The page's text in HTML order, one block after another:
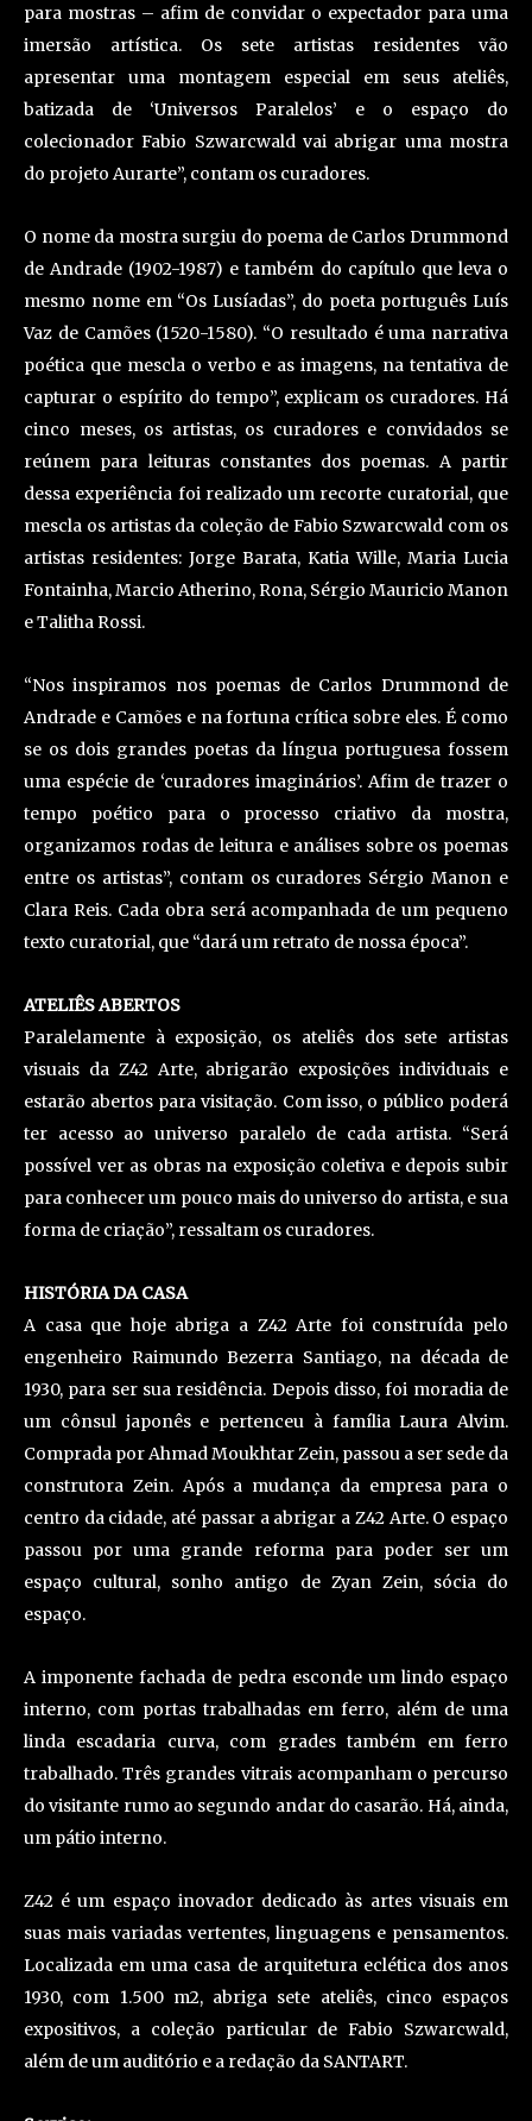
para mostras – afim de convidar o expectador para uma
imersão artística. Os sete artistas residentes vão
apresentar uma montagem especial em seus ateliês,
batizada de ‘Universos Paralelos’ e o espaço do
colecionador Fabio Szwarcwald vai abrigar uma mostra
do projeto Aurarte”, contam os curadores.
O nome da mostra surgiu do poema de Carlos Drummond
de Andrade (1902-1987) e também do capítulo que leva o
mesmo nome em “Os Lusíadas”, do poeta português Luís
Vaz de Camões (1520-1580). “O resultado é uma narrativa
poética que mescla o verbo e as imagens, na tentativa de
capturar o espírito do tempo”, explicam os curadores. Há
cinco meses, os artistas, os curadores e convidados se
reúnem para leituras constantes dos poemas. A partir
dessa experiência foi realizado um recorte curatorial, que
mescla os artistas da coleção de Fabio Szwarcwald com os
artistas residentes: Jorge Barata, Katia Wille, Maria Lucia
Fontainha, Marcio Atherino, Rona, Sérgio Mauricio Manon
e Talitha Rossi.
“Nos inspiramos nos poemas de Carlos Drummond de
Andrade e Camões e na fortuna crítica sobre eles. É como
se os dois grandes poetas da língua portuguesa fossem
uma espécie de ‘curadores imaginários’. Afim de trazer o
tempo poético para o processo criativo da mostra,
organizamos rodas de leitura e análises sobre os poemas
entre os artistas”, contam os curadores Sérgio Manon e
Clara Reis. Cada obra será acompanhada de um pequeno
texto curatorial, que “dará um retrato de nossa época”.
ATELIÊS ABERTOS
Paralelamente à exposição, os ateliês dos sete artistas
visuais da Z42 Arte, abrigarão exposições individuais e
estarão abertos para visitação. Com isso, o público poderá
ter acesso ao universo paralelo de cada artista. “Será
possível ver as obras na exposição coletiva e depois subir
para conhecer um pouco mais do universo do artista, e sua
forma de criação”, ressaltam os curadores.
HISTÓRIA DA CASA
A casa que hoje abriga a Z42 Arte foi construída pelo
engenheiro Raimundo Bezerra Santiago, na década de
1930, para ser sua residência. Depois disso, foi moradia de
um cônsul japonês e pertenceu à família Laura Alvim.
Comprada por Ahmad Moukhtar Zein, passou a ser sede da
construtora Zein. Após a mudança da empresa para o
centro da cidade, até passar a abrigar a Z42 Arte. O espaço
passou por uma grande reforma para poder ser um
espaço cultural, sonho antigo de Zyan Zein, sócia do
espaço.
A imponente fachada de pedra esconde um lindo espaço
interno, com portas trabalhadas em ferro, além de uma
linda escadaria curva, com grades também em ferro
trabalhado. Três grandes vitrais acompanham o percurso
do visitante rumo ao segundo andar do casarão. Há, ainda,
um pátio interno.
Z42 é um espaço inovador dedicado às artes visuais em
suas mais variadas vertentes, linguagens e pensamentos.
Localizada em uma casa de arquitetura eclética dos anos
1930, com 1.500 m2, abriga sete ateliês, cinco espaços
expositivos, a coleção particular de Fabio Szwarcwald,
além de um auditório e a redação da SANTART.